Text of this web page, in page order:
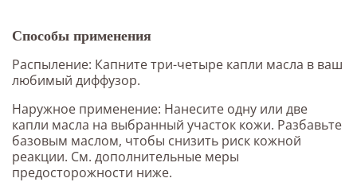
Способы применения
Распыление: Капните три-четыре капли масла в ваш
любимый диффузор.
Наружное применение: Нанесите одну или две
капли масла на выбранный участок кожи. Разбавьте
базовым маслом, чтобы снизить риск кожной
реакции. См. дополнительные меры
предосторожности ниже.